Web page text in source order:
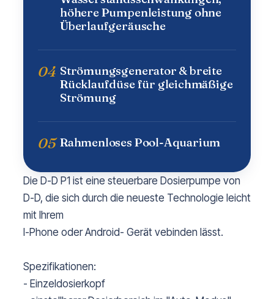
höhere Pumpenleistung ohne
Überlaufgeräusche
04 Strömungsgenerator & breite
Rücklaufdüse für gleichmäßige
Strömung
05 Rahmenloses Pool-Aquarium
Die D-D P1 ist eine steuerbare Dosierpumpe von
D-D, die sich durch die neueste Technologie leicht
mit Ihrem
I-Phone oder Android- Gerät vebinden lässt.
Spezifikationen:
- Einzeldosierkopf